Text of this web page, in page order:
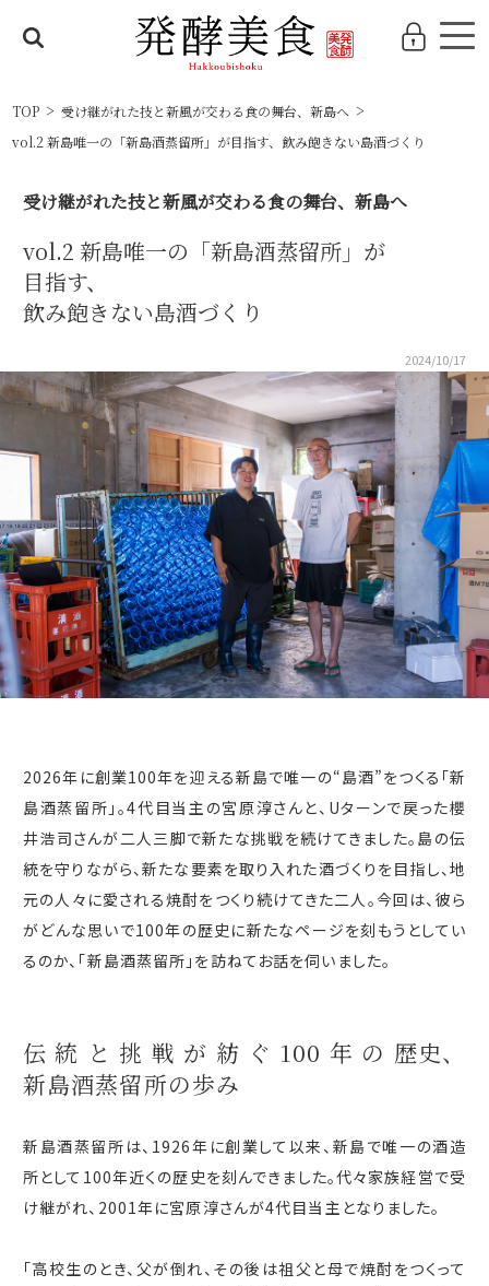
TOP
受け継がれた技と新風が交わる食の舞台、新島へ
vol.2 新島唯一の 「新島酒蒸留所」 が目指す、 飲み飽きない島酒づくり
受け継がれた技と新風が交わる食の舞台、新島へ
vol.2 新島唯一の 「新島酒蒸留所」 が
目指す、
飲み飽きない島酒づくり
2024/10/17
2026年に創業100年を迎える新島で唯一の“島酒”をつくる「新
島酒蒸留所」。4代目当主の宮原淳さんと、 Uターンで戻った櫻
井浩司さんが二人三脚で新たな挑戦を続けてきました。島の伝
統を守りながら、新たな要素を取り入れた酒づくりを目指し、地
元の人々に愛される焼酎をつくり続けてきた二人。今回は、彼ら
がどんな思いで100年の歴史に新たなページを刻もうとしてい
るのか、「新島酒蒸留所」を訪ねてお話を伺いました。
伝統と挑戦が紡ぐ100年の 歴史、
新島酒蒸留所の歩み
新島酒蒸留所は、 1926年に創業して以来、新島で唯一の酒造
所として 100年近くの歴史を刻んできました。代々家族経営で受
け継がれ、 2001年に宮原淳さんが4代目当主となりました。
「高校生のとき、父が倒れ、その後は祖父と母で焼酎をつくって